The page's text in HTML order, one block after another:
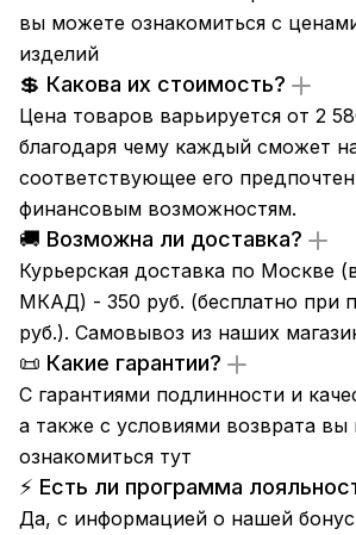
вы можете ознакомиться с
изделий
💲 Какова их стоимость?
Цена товаров варьируется от 2
благодаря чему каждый сможет
соответствующее его
финансовым возможностям.
🚚 Возможна ли доставка?
Курьерская доставка по Москве
МКАД) - 350 руб. (бесплатно при
руб.). Самовывоз из наших
📜 Какие гарантии?
С гарантиями подлинности и
а также с условиями возврата
ознакомиться тут
⚡ Есть ли программа
Да, с информацией о нашей